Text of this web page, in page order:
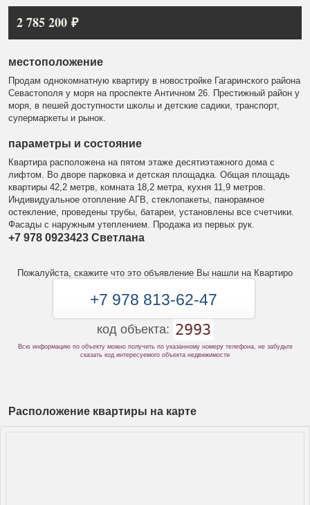
2 785 200 ₽
местоположение
Продам однокомнатную квартиру в новостройке Гагаринского района
Севастополя у моря на проспекте Античном 26. Престижный район у
моря, в пешей доступности школы и детские садики, транспорт,
супермаркеты и рынок.
параметры и состояние
Квартира расположена на пятом этаже десятиэтажного дома с
лифтом. Во дворе парковка и детская площадка. Общая площадь
квартиры 42,2 метрв, комната 18,2 метра, кухня 11,9 метров.
Индивидуальное отопление АГВ, стеклопакеты, панорамное
остекление, проведены трубы, батареи, установлены все счетчики.
Фасады с наружным утеплением. Продажа из первых рук.
+7 978 0923423 Светлана
Пожалуйста, скажите что это объявление Вы нашли на Квартиро
+7 978 813-62-47
код объекта: 2993
Всю информацию по объекту можно получить по указанному номеру телефона, не забудьте
сказать код интересуемого объекта недвижимости
Расположение квартиры на карте